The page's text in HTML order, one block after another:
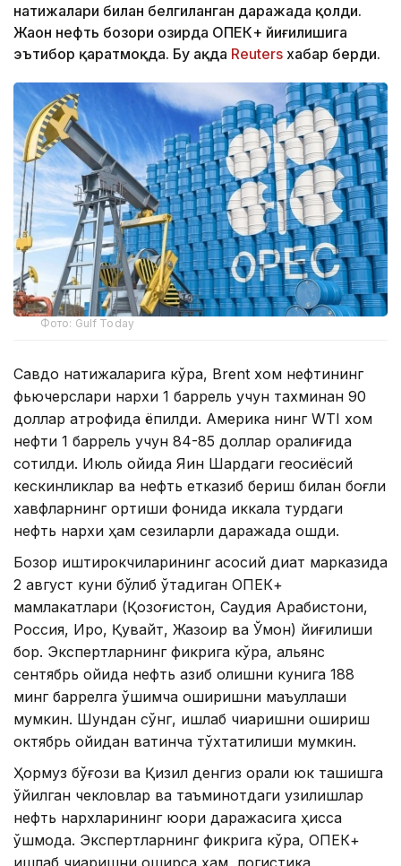
натижалари билан белгиланган даражада қолди.
Жаҳон нефть бозори ҳозирда ОПEК+ йиғилишига
эътибор қаратмоқда. Бу ҳақда Reuters хабар берди.
Фото: Gulf Today
Савдо натижаларига кўра, Brent хом нефтининг
фьючерслари нархи 1 баррель учун тахминан 90
доллар атрофида ёпилди. Америка нинг WТI хом
нефти 1 баррель учун 84-85 доллар оралиғида
сотилди. Июль ойида Яқин Шарқдаги геосиёсий
кескинликлар ва нефть етказиб бериш билан боғлиқ
хавфларнинг ортиши фонида иккала турдаги
нефть нархи ҳам сезиларли даражада ошди.
Бозор иштирокчиларининг асосий диққат марказида
2 август куни бўлиб ўтадиган ОПEК+
мамлакатлари (Қозоғистон, Саудия Арабистони,
Россия, Ироқ, Қувайт, Жазоир ва Ўмон) йиғилиши
бор. Экспертларнинг фикрига кўра, альянс
сентябрь ойида нефть қазиб олишни кунига 188
минг баррелга қўшимча оширишни маъқуллаши
мумкин. Шундан сўнг, ишлаб чиқаришни ошириш
октябрь ойидан вақтинча тўхтатилиши мумкин.
Ҳормуз бўғози ва Қизил денгиз орқали юк ташишга
қўйилган чекловлар ва таъминотдаги узилишлар
нефть нархларининг юқори даражасига ҳисса
қўшмоқда. Экспертларнинг фикрига кўра, ОПEК+